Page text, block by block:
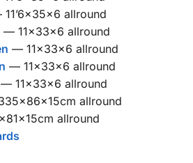
allround
— 11x33x6 allround
— 11x33x6 allround
— 11x33x6 allround
11x33x6 allround
allround
allround